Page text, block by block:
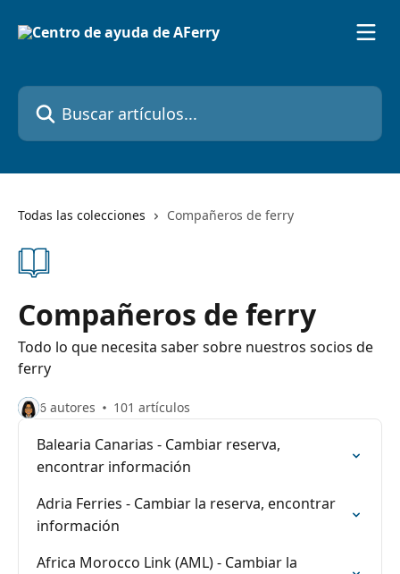
Buscar artículos...
Todas las colecciones Compañeros de ferry
Compañeros de ferry
Todo lo que necesita saber sobre nuestros socios de
ferry
6 autores 101 artículos
Balearia Canarias - Cambiar reserva,
encontrar información
Adria Ferries - Cambiar la reserva, encontrar
información
Africa Morocco Link (AML) - Cambiar la